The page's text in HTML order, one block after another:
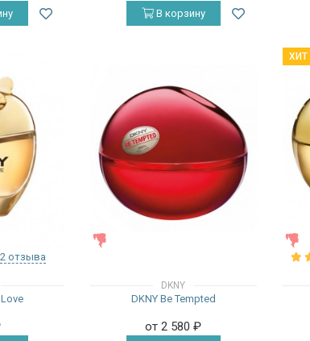
В корзину
2 отзыва
DKNY
DKNY Be Tempted
от 2 580₽
ХИТ